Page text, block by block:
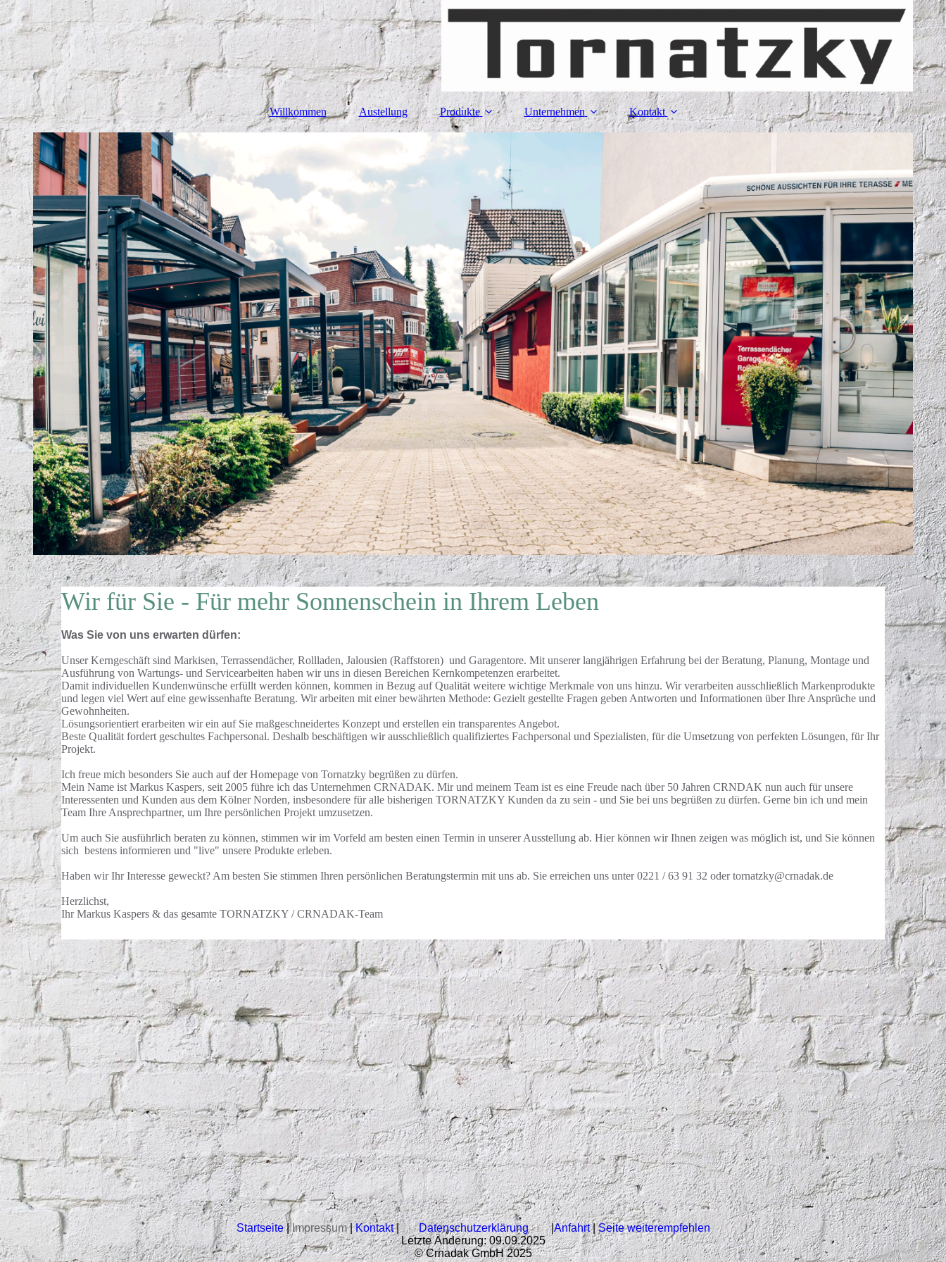
Willkommen Austellung Produkte Unternehmen Kontakt
Wir für Sie - Für mehr Sonnenschein in Ihrem Leben
Was Sie von uns erwarten dürfen:
Unser Kerngeschäft sind Markisen, Terrassendächer, Rollladen, Jalousien (Raffstoren) und Garagentore. Mit unserer langjährigen Erfahrung bei der Beratung, Planung, Montage und
Ausführung von Wartungs- und Servicearbeiten haben wir uns in diesen Bereichen Kernkompetenzen erarbeitet.
Damit individuellen Kundenwünsche erfüllt werden können, kommen in Bezug auf Qualität weitere wichtige Merkmale von uns hinzu. Wir verarbeiten ausschließlich Markenprodukte
und legen viel Wert auf eine gewissenhafte Beratung. Wir arbeiten mit einer bewährten Methode: Gezielt gestellte Fragen geben Antworten und Informationen über Ihre Ansprüche und
Gewohnheiten.
Lösungsorientiert erarbeiten wir ein auf Sie maßgeschneidertes Konzept und erstellen ein transparentes Angebot.
Beste Qualität fordert geschultes Fachpersonal. Deshalb beschäftigen wir ausschließlich qualifiziertes Fachpersonal und Spezialisten, für die Umsetzung von perfekten Lösungen, für Ihr
Projekt.
Ich freue mich besonders Sie auch auf der Homepage von Tornatzky begrüßen zu dürfen.
Mein Name ist Markus Kaspers, seit 2005 führe ich das Unternehmen CRNADAK. Mir und meinem Team ist es eine Freude nach über 50 Jahren CRNDAK nun auch für unsere
Interessenten und Kunden aus dem Kölner Norden, insbesondere für alle bisherigen TORNATZKY Kunden da zu sein - und Sie bei uns begrüßen zu dürfen. Gerne bin ich und mein
Team Ihre Ansprechpartner, um Ihre persönlichen Projekt umzusetzen.
Um auch Sie ausführlich beraten zu können, stimmen wir im Vorfeld am besten einen Termin in unserer Ausstellung ab. Hier können wir Ihnen zeigen was möglich ist, und Sie können
sich bestens informieren und "live" unsere Produkte erleben.
Haben wir Ihr Interesse geweckt? Am besten Sie stimmen Ihren persönlichen Beratungstermin mit uns ab. Sie erreichen uns unter 0221 / 63 91 32 oder tornatzky@crnadak.de
Herzlichst,
Ihr Markus Kaspers & das gesamte TORNATZKY / CRNADAK-Team
Startseite|Impressum|Kontakt|Datenschutzerklärung|Anfahrt|Seite weiterempfehlen
Letzte Änderung: 09.09.2025
© Crnadak GmbH 2025